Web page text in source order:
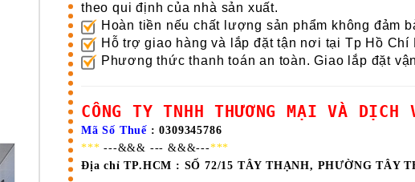
theo qui định của nhà sản xuất.
Hoàn tiền nếu chất lượng sản phẩm không đảm
Hỗ trợ giao hàng và lắp đặt tận nơi tại Tp Hồ Chí
Phương thức thanh toán an toàn. Giao lắp đặt
CÔNG TY TNHH THƯƠNG MẠI VÀ DỊCH
Mã Số Thuế : 0309345786
*** ---&&& --- &&&---***
Địa chỉ TP.HCM : SỐ 72/15 TÂY THẠNH, PHƯỜNG TÂY